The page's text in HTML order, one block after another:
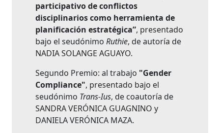
participativo de conflictos
disciplinarios como herramienta de
planificación estratégica”, presentado
bajo el seudónimo Ruthie, de autoría de
NADIA SOLANGE AGUAYO.
Segundo Premio: al trabajo "Gender
Compliance", presentado bajo el
seudónimo Trans-Ius, de coautoría de
SANDRA VERÓNICA GUAGNINO y
DANIELA VERÓNICA MAZA.